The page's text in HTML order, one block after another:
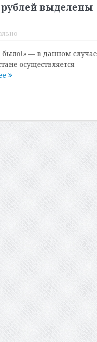
рублей выделены
было!» — в данном случае
осуществляется